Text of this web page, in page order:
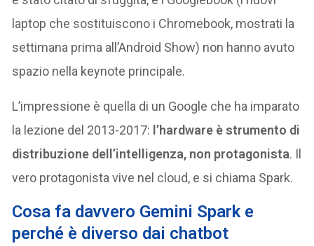
laptop che sostituiscono i Chromebook, mostrati la
settimana prima all’Android Show) non hanno avuto
spazio nella keynote principale.
L’impressione è quella di un Google che ha imparato
la lezione del 2013-2017: l’hardware è strumento di
distribuzione dell’intelligenza, non protagonista. Il
vero protagonista vive nel cloud, e si chiama Spark.
Cosa fa davvero Gemini Spark e
perché è diverso dai chatbot